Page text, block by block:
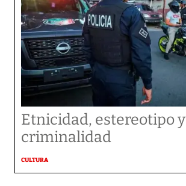
Etnicidad, estereotipo y
criminalidad
CULTURA